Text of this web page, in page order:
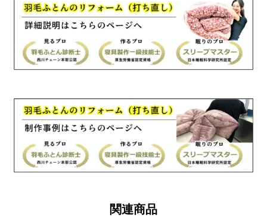
羽
ふ
と
リ
フ
ー
ム
産
関連商品